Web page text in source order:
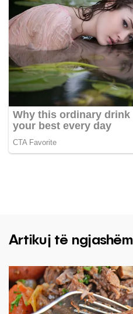
Artikuj të ngjashëm